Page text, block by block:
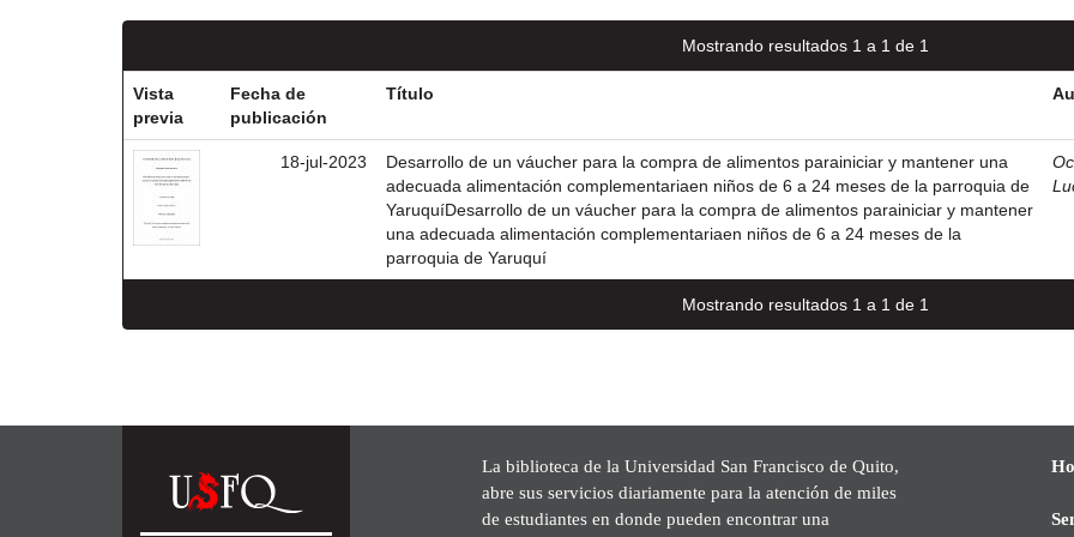
Mostrando resultados 1 a 1 de 1
Vista
previa
Fecha de
publicación
Título
18-jul-2023
Desarrollo de un váucher para la compra de alimentos parainiciar y mantener una
adecuada alimentación complementariaen niños de 6 a 24 meses de la parroquia de
YaruquíDesarrollo de un váucher para la compra de alimentos parainiciar y mantener
una adecuada alimentación complementariaen niños de 6 a 24 meses de la
parroquia de Yaruquí
Mostrando resultados 1 a 1 de 1
La biblioteca de la Universidad San Francisco de Quito,
abre sus servicios diariamente para la atención de miles
de estudiantes en donde pueden encontrar una